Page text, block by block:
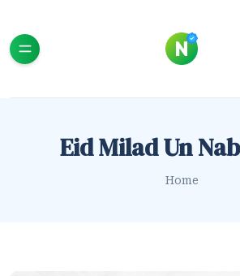
Eid Milad Un
Home